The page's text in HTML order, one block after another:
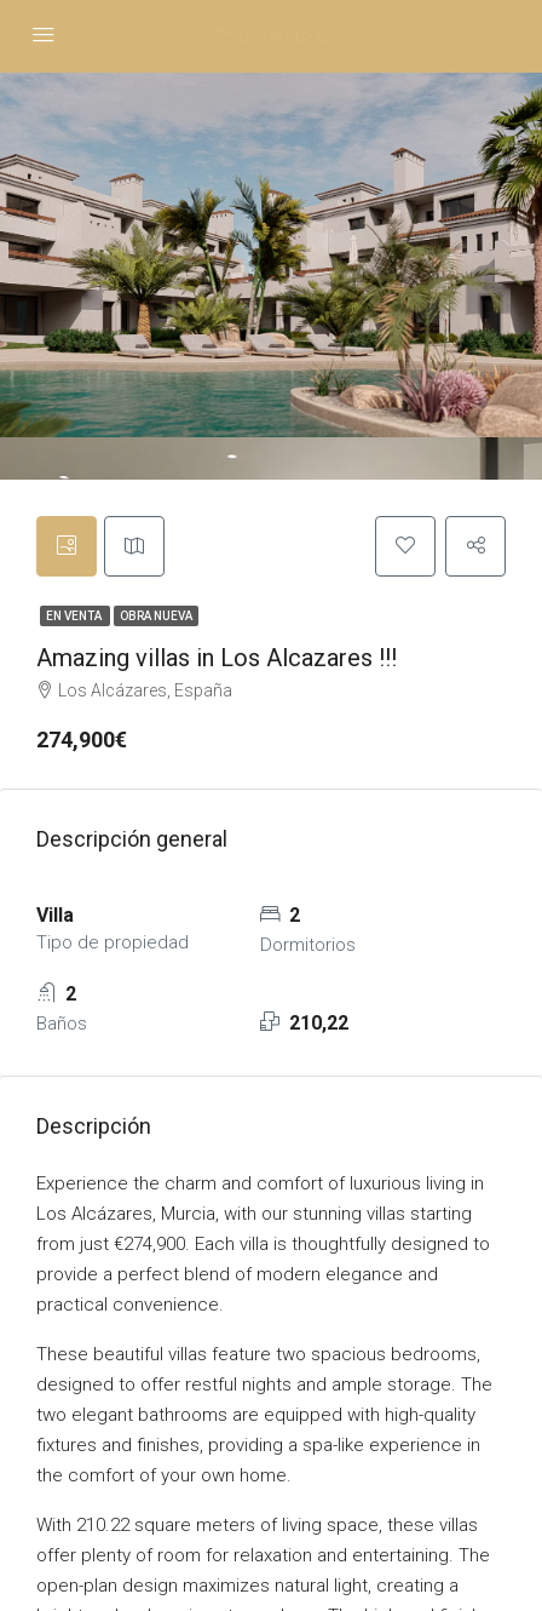
EN VENTA OBRA NUEVA
Amazing villas in Los Alcazares !!!
Los Alcázares, España
274,900€
Descripción general
Villa
Tipo de propiedad
2
Dormitorios
2
Baños 210,22
Descripción
Experience the charm and comfort of luxurious living in
Los Alcázares, Murcia, with our stunning villas starting
from just €274,900. Each villa is thoughtfully designed to
provide a perfect blend of modern elegance and
practical convenience.
These beautiful villas feature two spacious bedrooms,
designed to offer restful nights and ample storage. The
two elegant bathrooms are equipped with high-quality
fixtures and finishes, providing a spa-like experience in
the comfort of your own home.
With 210.22 square meters of living space, these villas
offer plenty of room for relaxation and entertaining. The
open-plan design maximizes natural light, creating a